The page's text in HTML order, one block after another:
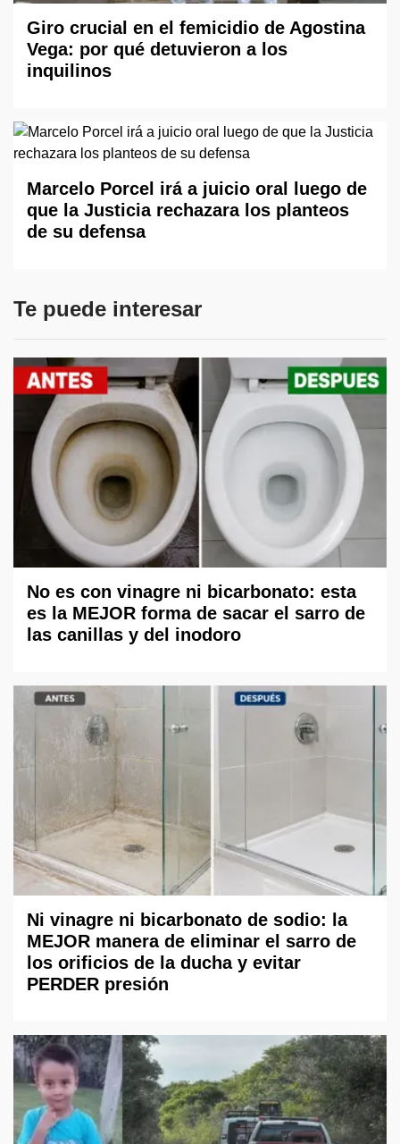
Giro crucial en el femicidio de Agostina
Vega: por qué detuvieron a los
inquilinos
Marcelo Porcel irá a juicio oral luego de
que la Justicia rechazara los planteos
de su defensa
Te puede interesar
No es con vinagre ni bicarbonato: esta
es la MEJOR forma de sacar el sarro de
las canillas y del inodoro
Ni vinagre ni bicarbonato de sodio: la
MEJOR manera de eliminar el sarro de
los orificios de la ducha y evitar
PERDER presión